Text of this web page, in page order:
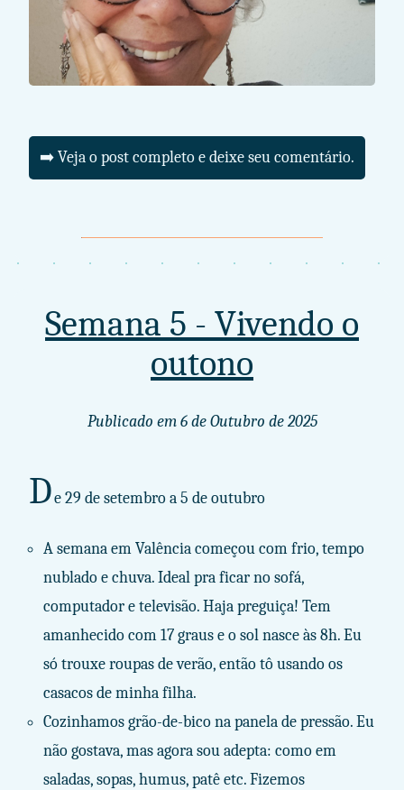
➡️ Veja o post completo e deixe seu comentário.
Semana 5 - Vivendo o
outono
Publicado em6 de Outubro de 2025
De 29 de setembro a 5 de outubro
A semana em Valência começou com frio, tempo
nublado e chuva. Ideal pra ficar no sofá,
computador e televisão. Haja preguiça! Tem
amanhecido com 17 graus e o sol nasce às 8h. Eu
só trouxe roupas de verão, então tô usando os
casacos de minha filha.
Cozinhamos grão-de-bico na panela de pressão. Eu
não gostava, mas agora sou adepta: como em
saladas, sopas, humus, patê etc. Fizemos